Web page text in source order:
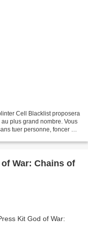
Cell Blacklist proposera
plus grand nombre. Vous
tuer personne, foncer à
War: Chains of